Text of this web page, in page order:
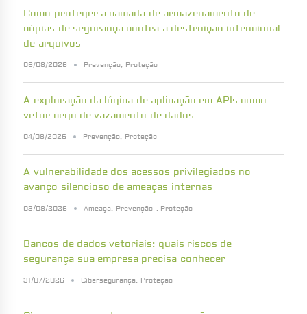
Como proteger a camada de armazenamento de
cópias de segurança contra a destruição intencional
de arquivos
06/08/2026 Prevenção, Proteção
A exploração da lógica de aplicação em APIs como
vetor cego de vazamento de dados
04/08/2026 Prevenção, Proteção
A vulnerabilidade dos acessos privilegiados no
avanço silencioso de ameaças internas
03/08/2026 Ameaça, Prevenção , Proteção
Bancos de dados vetoriais: quais riscos de
segurança sua empresa precisa conhecer
31/07/2026 Cibersegurança, Proteção